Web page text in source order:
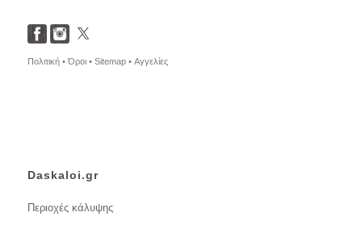
Πολιτική •Όροι • Sitemap • Αγγελίες
Daskaloi.gr
Περιοχές κάλυψης